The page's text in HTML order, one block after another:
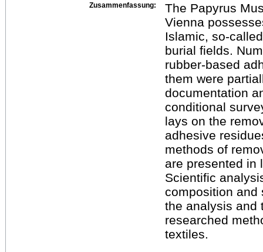
Zusammenfassung:
The Papyrus
Vienna
Islamic, so-
burial fields.
rubber-based
them were
documentation
conditional
lays on the
adhesive
methods of
are presented in
Scientific
composition and
the analysis and
researched
textiles.